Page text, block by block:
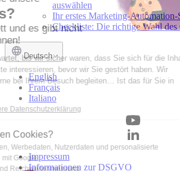
Cookies?
Sie sind nett und es gibt nicht
viele von ihnen!
Wir haben gewartet, bis wir sicher waren, dass
unserer Website interessieren, bevor wir Sie
würden Sie gerne bei Ihrem Besuch begleiten…
Ordnung?
Lesen Sie unsere Datenschutzerklärung
Wozu dienen Cookies?
Teile Analysen, Werbedaten, Nutzerdaten und
Werbedaten mit Google
Statistiken und Reichweitenmessung
auswählen
Ihr erstes Marketing-Automation-
Checkliste: Die richtige Wahl
Deutsch
English
Français
Italiano
Impressum
Informationen zur DSGVO